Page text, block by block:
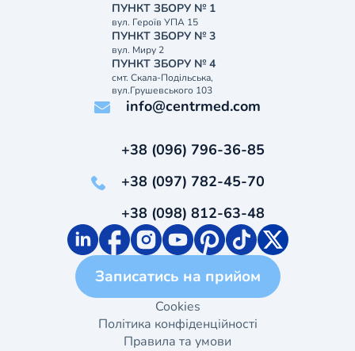
ПУНКТ ЗБОРУ № 1
вул. Героїв УПА 15
ПУНКТ ЗБОРУ № 3
вул. Миру 2
ПУНКТ ЗБОРУ № 4
смт. Скала-Подільська,
вул.Грушевського 103
info@centrmed.com
+38 (096) 796-36-85
+38 (097) 782-45-70
+38 (098) 812-63-48
Записатись на прийом
Cookies
Політика конфіденційності
Правила та умови